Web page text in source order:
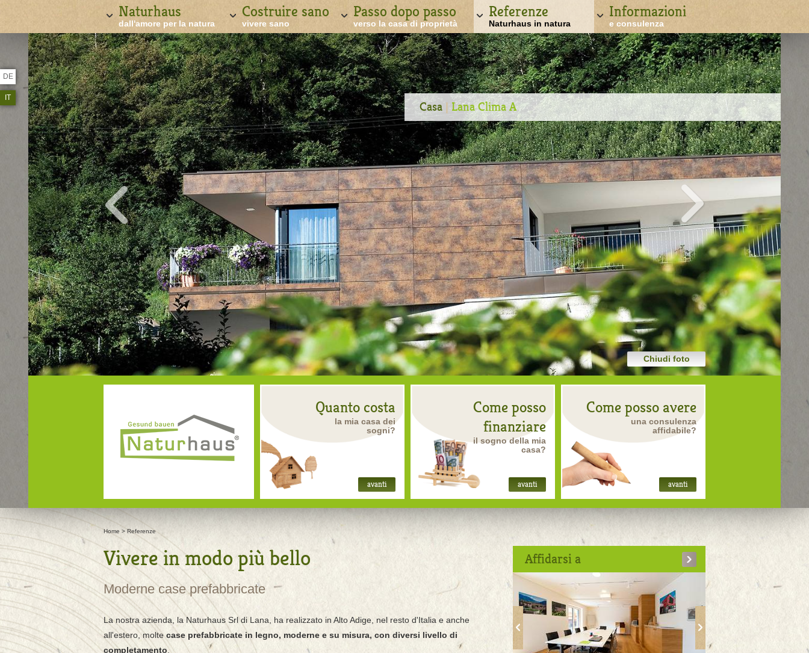
Naturhaus
dall'amore per la natura
Costruire sano
vivere sano
Passo dopo passo
verso la casa di proprietà
Referenze
Naturhaus in natura
Informazioni
e consulenza
Casa | Lana Clima A
Chiudi foto
info@naturhaus.it
Quanto costa
la mia casa dei
sogni?
avanti
Come posso
finanziare
il sogno della mia
casa?
avanti
Come posso avere
una consulenza
affidabile?
avanti
DE
IT
Home > Referenze
Vivere in modo più bello
Moderne case prefabbricate
La nostra azienda, la Naturhaus Srl di Lana, ha realizzato in Alto Adige, nel resto d'Italia e anche
all'estero, moltecase prefabbricate in legno, moderne e su misura, con diversi livello di
completamento.
Affidarsi a